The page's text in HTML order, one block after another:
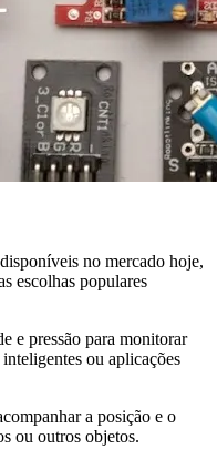
no mercado hoje,
escolhas populares
e pressão para monitorar
ou aplicações
a posição e o
ou outros objetos.